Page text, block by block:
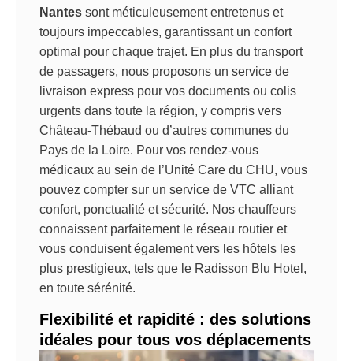
Nantes sont méticuleusement entretenus et
toujours impeccables, garantissant un confort
optimal pour chaque trajet. En plus du transport
de passagers, nous proposons un service de
livraison express pour vos documents ou colis
urgents dans toute la région, y compris vers
Château-Thébaud ou d’autres communes du
Pays de la Loire. Pour vos rendez-vous
médicaux au sein de l’Unité Care du CHU, vous
pouvez compter sur un service de VTC alliant
confort, ponctualité et sécurité. Nos chauffeurs
connaissent parfaitement le réseau routier et
vous conduisent également vers les hôtels les
plus prestigieux, tels que le Radisson Blu Hotel,
en toute sérénité.
Flexibilité et rapidité : des solutions
idéales pour tous vos déplacements